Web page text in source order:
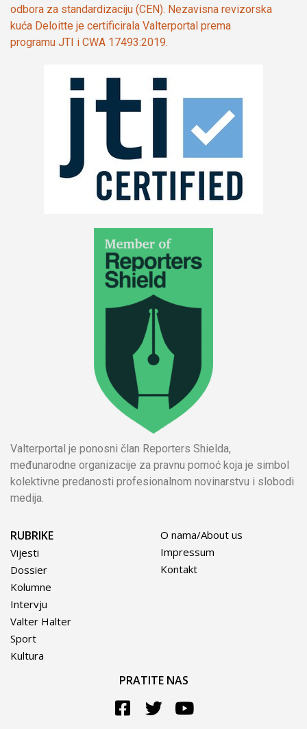
odbora za standardizaciju (CEN). Nezavisna revizorska
kuća Deloitte je certificirala Valterportal prema
programu JTI i CWA 17493:2019.
Valterportal je ponosni član Reporters Shielda,
međunarodne organizacije za pravnu pomoć koja je simbol
kolektivne predanosti profesionalnom novinarstvu i slobodi
medija.
RUBRIKE
Vijesti
Dossier
Kolumne
Intervju
Valter Halter
Sport
Kultura
O nama/About us
Impressum
Kontakt
PRATITE NAS